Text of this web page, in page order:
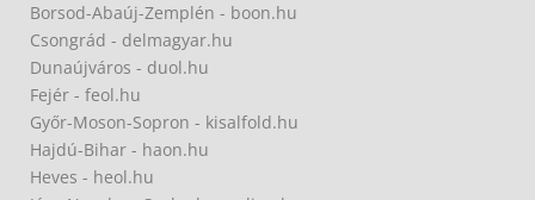
Borsod-Abaúj-Zemplén - boon.hu
Csongrád - delmagyar.hu
Dunaújváros - duol.hu
Fejér - feol.hu
Győr-Moson-Sopron - kisalfold.hu
Hajdú-Bihar - haon.hu
Heves - heol.hu